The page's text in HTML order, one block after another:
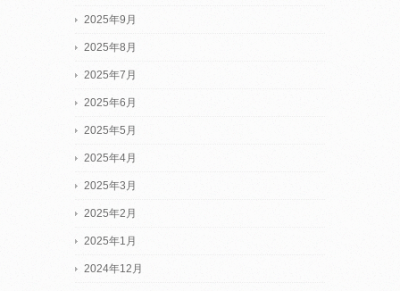
2025年9月
2025年8月
2025年7月
2025年6月
2025年5月
2025年4月
2025年3月
2025年2月
2025年1月
2024年12月